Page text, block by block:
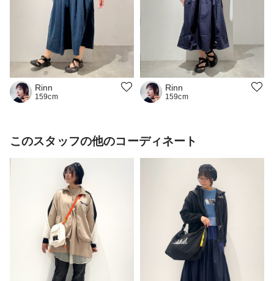
Rinn
159cm
Rinn
159cm
このスタッフの他のコーディネート